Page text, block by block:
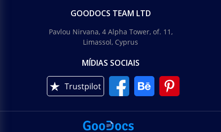
GOODOCS TEAM LTD
Pavlou Nirvana, 4 Alpha Tower, of. 11,
Limassol, Cyprus
MÍDIAS SOCIAIS
Trustpilot